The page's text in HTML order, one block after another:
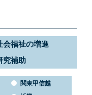
会福祉の増進
究補助
関東甲信越